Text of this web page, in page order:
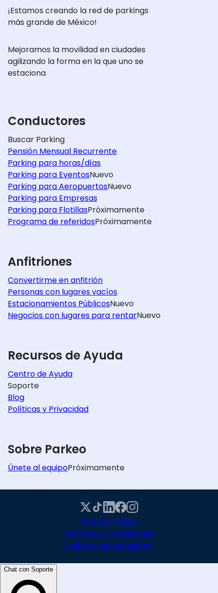
¡Estamos creando la red de parkings
más grande de México!
Mejoramos la movilidad en ciudades
agilizando la forma en la que uno se
estaciona
Conductores
Buscar Parking
Pensión Mensual Recurrente
Parking para horas/días
Parking para EventosNuevo
Parking para AeropuertosNuevo
Parking para Empresas
Parking para FlotillasPróximamente
Programa de referidosPróximamente
Anfitriones
Convertirme en anfitrión
Personas con lugares vacíos
Estacionamientos PúblicosNuevo
Negocios con lugares para rentarNuevo
Recursos de Ayuda
Centro de Ayuda
Soporte
Blog
Políticas y Privacidad
Sobre Parkeo
Únete al equipoPróximamente
© 2026 Parkeo
Términos y condiciones
Políticas de privacidad
Chat con Soporte